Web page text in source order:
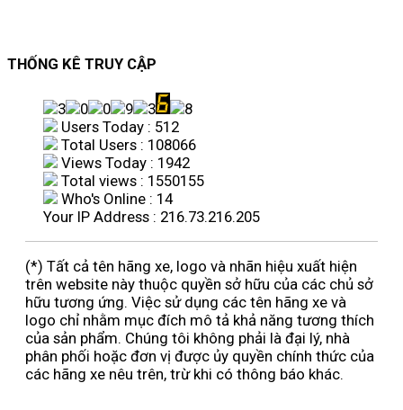
THỐNG KÊ TRUY CẬP
Users Today : 512
Total Users : 108066
Views Today : 1942
Total views : 1550155
Who's Online : 14
Your IP Address : 216.73.216.205
(*) Tất cả tên hãng xe, logo và nhãn hiệu xuất hiện
trên website này thuộc quyền sở hữu của các chủ sở
hữu tương ứng. Việc sử dụng các tên hãng xe và
logo chỉ nhằm mục đích mô tả khả năng tương thích
của sản phẩm. Chúng tôi không phải là đại lý, nhà
phân phối hoặc đơn vị được ủy quyền chính thức của
các hãng xe nêu trên, trừ khi có thông báo khác.